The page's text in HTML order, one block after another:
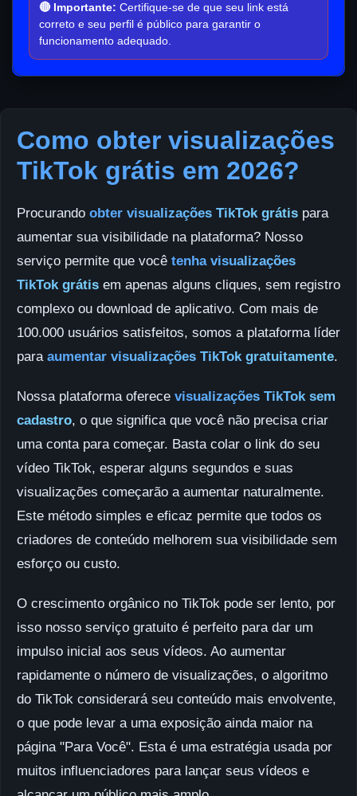
🔴 Importante: Certifique-se de que seu link está
correto e seu perfil é público para garantir o
funcionamento adequado.
Como obter visualizações
TikTok grátis em 2026?
Procurando obter visualizações TikTok grátis para
aumentar sua visibilidade na plataforma? Nosso
serviço permite que você tenha visualizações
TikTok grátis em apenas alguns cliques, sem registro
complexo ou download de aplicativo. Com mais de
100.000 usuários satisfeitos, somos a plataforma líder
para aumentar visualizações TikTok gratuitamente.
Nossa plataforma oferece visualizações TikTok sem
cadastro, o que significa que você não precisa criar
uma conta para começar. Basta colar o link do seu
vídeo TikTok, esperar alguns segundos e suas
visualizações começarão a aumentar naturalmente.
Este método simples e eficaz permite que todos os
criadores de conteúdo melhorem sua visibilidade sem
esforço ou custo.
O crescimento orgânico no TikTok pode ser lento, por
isso nosso serviço gratuito é perfeito para dar um
impulso inicial aos seus vídeos. Ao aumentar
rapidamente o número de visualizações, o algoritmo
do TikTok considerará seu conteúdo mais envolvente,
o que pode levar a uma exposição ainda maior na
página "Para Você". Esta é uma estratégia usada por
muitos influenciadores para lançar seus vídeos e